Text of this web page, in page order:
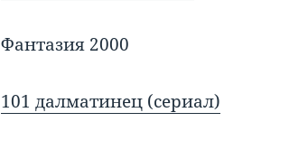
Фантазия 2000
101 далматинец (сериал)